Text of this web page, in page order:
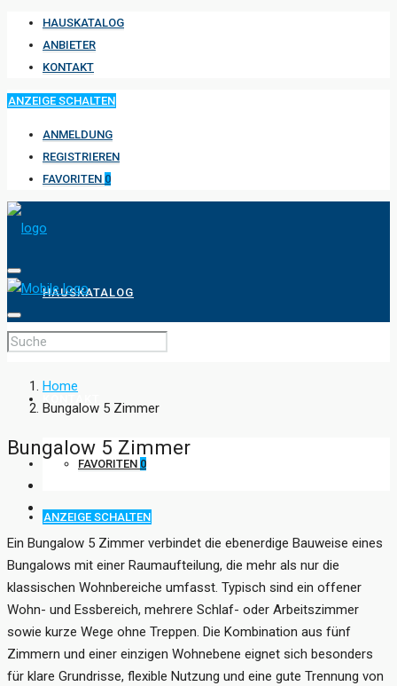
HAUSKATALOG
ANBIETER
KONTAKT
ANZEIGE SCHALTEN
ANMELDUNG
REGISTRIEREN
FAVORITEN 0
HAUSKATALOG
ANBIETER
FAVORITEN 0
ANZEIGE SCHALTEN
Home
Bungalow 5 Zimmer
Bungalow 5 Zimmer
Ein Bungalow 5 Zimmer verbindet die ebenerdige Bauweise eines
Bungalows mit einer Raumaufteilung, die mehr als nur die
klassischen Wohnbereiche umfasst. Typisch sind ein offener
Wohn- und Essbereich, mehrere Schlaf- oder Arbeitszimmer
sowie kurze Wege ohne Treppen. Die Kombination aus fünf
Zimmern und einer einzigen Wohnebene eignet sich besonders
für klare Grundrisse, flexible Nutzung und eine gute Trennung von